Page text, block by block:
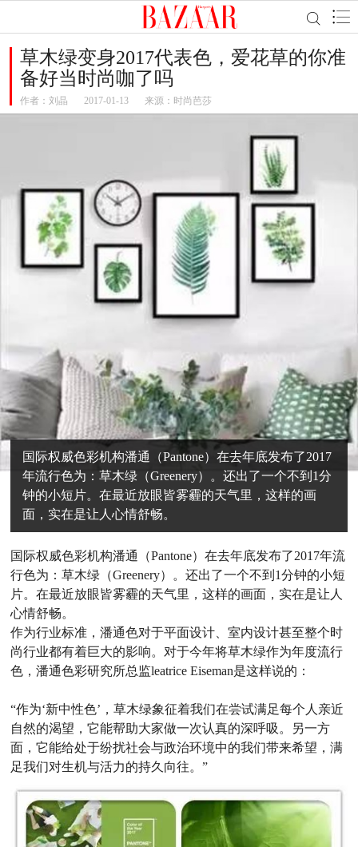
草木绿变身2017代表色，爱花草的你准
备好当时尚咖了吗
作者： 刘晶 2017-01-13 来源：时尚芭莎
国际权威色彩机构潘通（Pantone）在去年底发布了2017
年流行色为：草木绿（Greenery）。还出了一个不到1分
钟的小短片。在最近放眼皆雾霾的天气里，这样的画
面，实在是让人心情舒畅。
国际权威色彩机构潘通（Pantone）在去年底发布了2017年流
行色为：草木绿（Greenery）。还出了一个不到1分钟的小短
片。在最近放眼皆雾霾的天气里，这样的画面，实在是让人
心情舒畅。
作为行业标准，潘通色对于平面设计、室内设计甚至整个时
尚行业都有着巨大的影响。对于今年将草木绿作为年度流行
色，潘通色彩研究所总监leatrice Eiseman是这样说的：
“作为‘新中性色’，草木绿象征着我们在尝试满足每个人亲近
自然的渴望，它能帮助大家做一次认真的深呼吸。另一方
面，它能给处于纷扰社会与政治环境中的我们带来希望，满
足我们对生机与活力的持久向往。”